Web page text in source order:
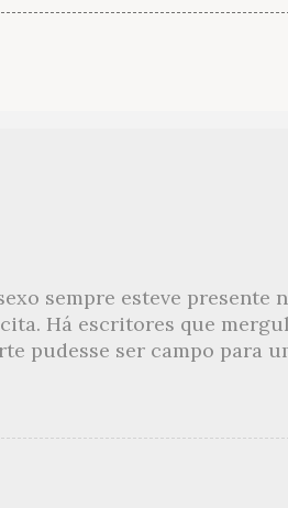
sempre esteve presente
Há escritores que
pudesse ser campo para
livros nos quais os
Pourquoi le Brésil ?,